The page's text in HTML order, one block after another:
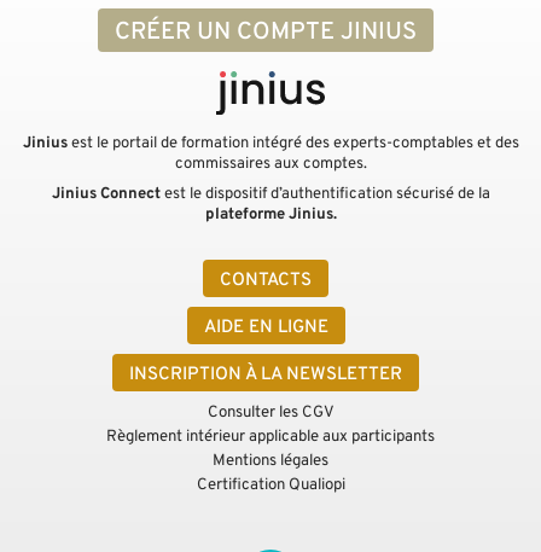
CRÉER UN COMPTE JINIUS
CONTACTS
AIDE EN LIGNE
INSCRIPTION À LA NEWSLETTER
Jiniusest le portail de formation intégré des experts-comptables et des
commissaires aux comptes.
Jinius Connectest le dispositif d’authentification sécurisé de la
plateforme Jinius.
Consulter les CGV
Règlement intérieur applicable aux participants
Mentions légales
Certification Qualiopi